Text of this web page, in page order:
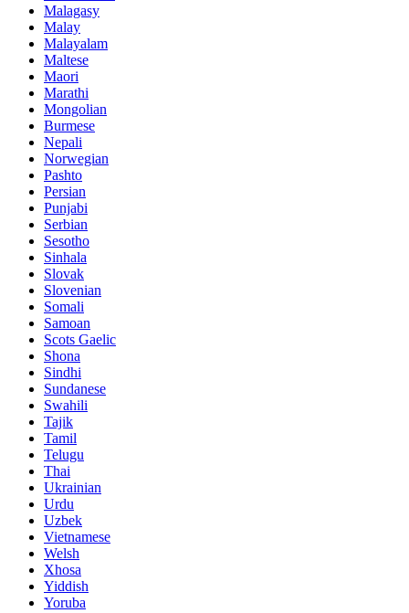
Malagasy
Malay
Malayalam
Maltese
Maori
Marathi
Mongolian
Burmese
Nepali
Norwegian
Pashto
Persian
Punjabi
Serbian
Sesotho
Sinhala
Slovak
Slovenian
Somali
Samoan
Scots Gaelic
Shona
Sindhi
Sundanese
Swahili
Tajik
Tamil
Telugu
Thai
Ukrainian
Urdu
Uzbek
Vietnamese
Welsh
Xhosa
Yiddish
Yoruba